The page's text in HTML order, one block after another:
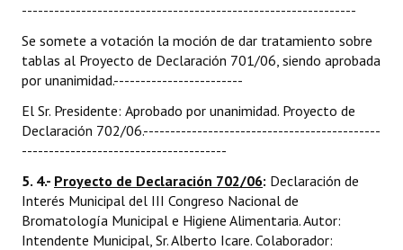
--------------------------------------------------------------
Se somete a votación la moción de dar tratamiento sobre
tablas al Proyecto de Declaración 701/06, siendo aprobada
por unanimidad.------------------------
El Sr. Presidente: Aprobado por unanimidad. Proyecto de
Declaración 702/06.--------------------------------------------
--------------------------------------
5. 4.- Proyecto de Declaración 702/06: Declaración de
Interés Municipal del III Congreso Nacional de
Bromatología Municipal e Higiene Alimentaria. Autor:
Intendente Municipal, Sr. Alberto Icare. Colaborador: